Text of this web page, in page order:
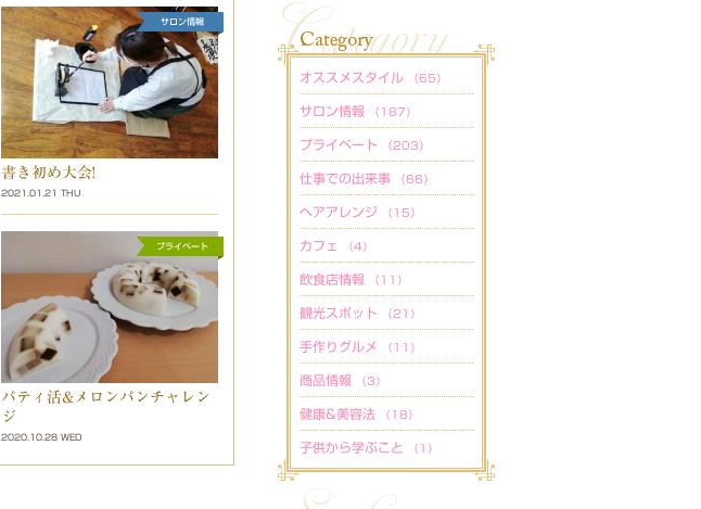
書き初め大会!
2021.01.21 THU
パティ活&メロンパンチャレン
ジ
2020.10.28 WED
オススメスタイル （65）
サロン情報 （187）
プライベート （203）
仕事での出来事 （66）
ヘアアレンジ （15）
カフェ （4）
飲食店情報 （11）
観光スポット （21）
手作りグルメ （11）
商品情報 （3）
健康&美容法 （18）
子供から学ぶこと （1）